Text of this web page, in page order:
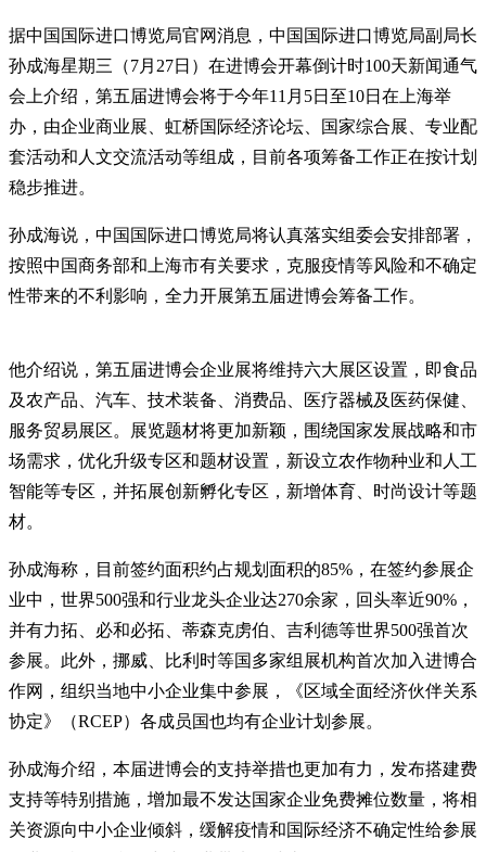
据中国国际进口博览局官网消息，中国国际进口博览局副局长
孙成海星期三（7月27日）在进博会开幕倒计时100天新闻通气
会上介绍，第五届进博会将于今年11月5日至10日在上海举
办，由企业商业展、虹桥国际经济论坛、国家综合展、专业配
套活动和人文交流活动等组成，目前各项筹备工作正在按计划
稳步推进。
孙成海说，中国国际进口博览局将认真落实组委会安排部署，
按照中国商务部和上海市有关要求，克服疫情等风险和不确定
性带来的不利影响，全力开展第五届进博会筹备工作。
他介绍说，第五届进博会企业展将维持六大展区设置，即食品
及农产品、汽车、技术装备、消费品、医疗器械及医药保健、
服务贸易展区。展览题材将更加新颖，围绕国家发展战略和市
场需求，优化升级专区和题材设置，新设立农作物种业和人工
智能等专区，并拓展创新孵化专区，新增体育、时尚设计等题
材。
孙成海称，目前签约面积约占规划面积的85%，在签约参展企
业中，世界500强和行业龙头企业达270余家，回头率近90%，
并有力拓、必和必拓、蒂森克虏伯、吉利德等世界500强首次
参展。此外，挪威、比利时等国多家组展机构首次加入进博合
作网，组织当地中小企业集中参展，《区域全面经济伙伴关系
协定》（RCEP）各成员国也均有企业计划参展。
孙成海介绍，本届进博会的支持举措也更加有力，发布搭建费
支持等特别措施，增加最不发达国家企业免费摊位数量，将相
关资源向中小企业倾斜，缓解疫情和国际经济不确定性给参展